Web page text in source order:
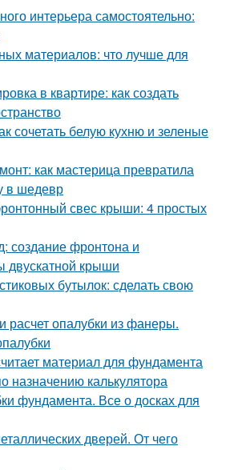
интерьера самостоятельно:
материалов: что лучше для
в квартире: как создать
сочетать белую кухню и зеленые
как мастерица превратила
в шедевр
свес крыши: 4 простых
создание фронтона и
двускатной крыши
бутылок: сделать свою
расчет опалубки из фанеры.
материал для фундамента
калькулятора
фундамента. Все о досках для
дверей. От чего